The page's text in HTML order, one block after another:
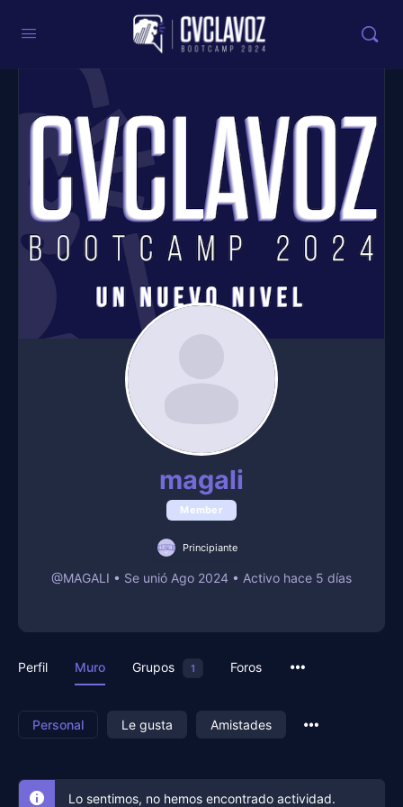
magali
Member
Principiante
@MAGALI • Se unió Ago 2024 • Activo hace 5 días
Perfil Muro Grupos 1 Foros
Personal Le gusta Amistades
Lo sentimos, no hemos encontrado actividad.